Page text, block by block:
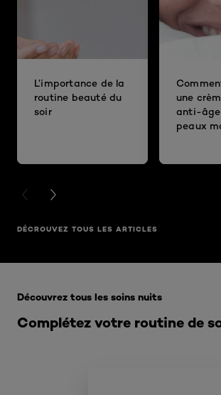
L’importance de la
routine beauté du
soir
une
anti-âge
peaux
PREVIOUS CARD
NEXT CARD
DÉCROUVEZ TOUS LES ARTICLES
Complétez votre routine de
Découvrez tous les soins nuits